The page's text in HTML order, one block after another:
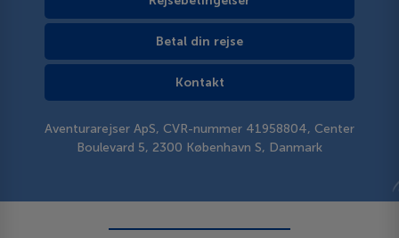
Betal din rejse
Kontakt
Aventurarejser ApS, CVR-nummer 41958804, Center
Boulevard 5, 2300 København S, Danmark